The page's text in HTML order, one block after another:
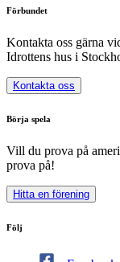
Förbundet
Kontakta oss gärna
Idrottens hus i
Kontakta oss
Börja spela
Vill du prova på
prova på!
Hitta en förening
Följ